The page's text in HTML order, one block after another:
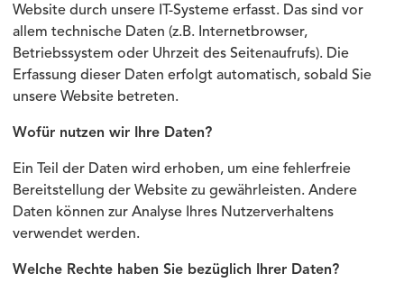
Website durch unsere IT-Systeme erfasst. Das sind vor
allem technische Daten (z.B. Internetbrowser,
Betriebssystem oder Uhrzeit des Seitenaufrufs). Die
Erfassung dieser Daten erfolgt automatisch, sobald Sie
unsere Website betreten.
Wofür nutzen wir Ihre Daten?
Ein Teil der Daten wird erhoben, um eine fehlerfreie
Bereitstellung der Website zu gewährleisten. Andere
Daten können zur Analyse Ihres Nutzerverhaltens
verwendet werden.
Welche Rechte haben Sie bezüglich Ihrer Daten?